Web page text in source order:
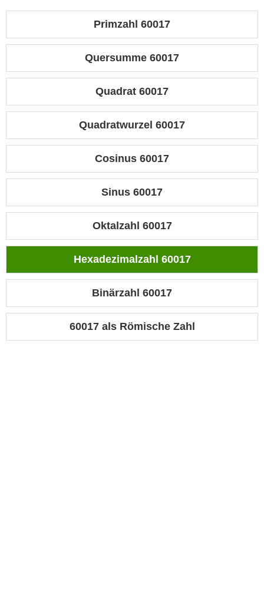
Primzahl 60017
Quersumme 60017
Quadrat 60017
Quadratwurzel 60017
Cosinus 60017
Sinus 60017
Oktalzahl 60017
Hexadezimalzahl 60017
Binärzahl 60017
60017 als Römische Zahl